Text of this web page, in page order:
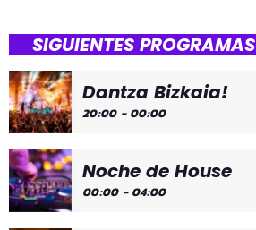
¡Toda la música!
¡Toda la música!
SIGUIENTES PROGRAMAS
Dantza Bizkaia!
20:00 - 00:00
Noche de House
00:00 - 04:00